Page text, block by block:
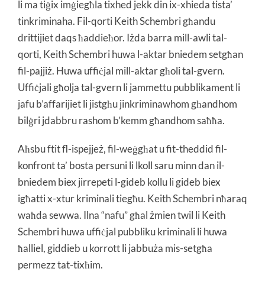
li ma tiġix imġiegħla tixhed jekk din ix-xhieda tista’
tinkriminaha. Fil-qorti Keith Schembri għandu
drittijiet daqs ħaddieħor. Iżda barra mill-awli tal-
qorti, Keith Schembri huwa l-aktar bniedem setgħan
fil-pajjiż. Huwa uffiċjal mill-aktar għoli tal-gvern.
Uffiċjali għolja tal-gvern li jammettu pubblikament li
jafu b’affarijiet li jistgħu jinkriminawhom għandhom
bilġri jdabbru rashom b’kemm għandhom saħħa.
Aħsbu ftit fl-ispejjeż, fil-weġgħat u fit-theddid fil-
konfront ta’ bosta persuni li lkoll saru minn dan il-
bniedem biex jirrepeti l-gideb kollu li gideb biex
igħatti x-xtur kriminali tiegħu. Keith Schembri nħaraq
waħda sewwa. Ilna “nafu” għal żmien twil li Keith
Schembri huwa uffiċjal pubbliku kriminali li huwa
ħalliel, giddieb u korrott li jabbuża mis-setgħa
permezz tat-tixħim.